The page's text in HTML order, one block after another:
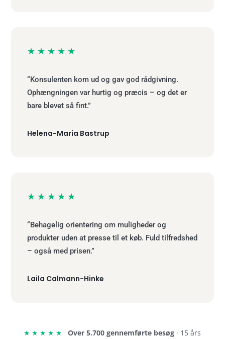
★★★★★
“Konsulenten kom ud og gav god rådgivning.
Ophængningen var hurtig og præcis – og det er
bare blevet så fint.”
Helena-Maria Bastrup
★★★★★
“Behagelig orientering om muligheder og
produkter uden at presse til et køb. Fuld tilfredshed
– også med prisen.”
Laila Calmann-Hinke
★★★★★ Over 5.700 gennemførte besøg · 15 års